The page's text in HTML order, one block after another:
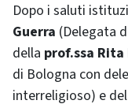
Dopo i saluti
Guerra (Delegata
della prof.ssa
di Bologna con
interreligioso) e del